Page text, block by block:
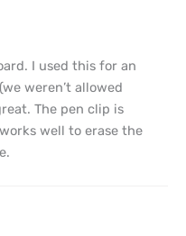
I used this for an
weren’t allowed
The pen clip is
well to erase the